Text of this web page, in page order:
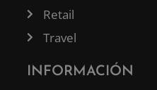
Retail
Travel
INFORMACIÓN